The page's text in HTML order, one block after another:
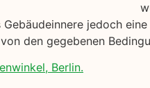
Gebäudeinnere jedoch
den gegebenen
Berlin.